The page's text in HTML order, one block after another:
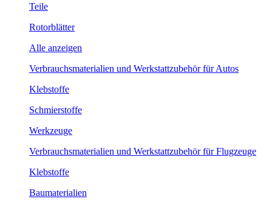
Teile
Rotorblätter
Alle anzeigen
Verbrauchsmaterialien und Werkstattzubehör für Autos
Klebstoffe
Schmierstoffe
Werkzeuge
Verbrauchsmaterialien und Werkstattzubehör für Flugzeuge
Klebstoffe
Baumaterialien